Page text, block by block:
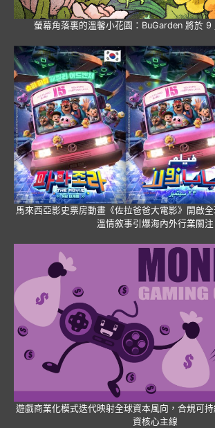
螢幕角落裏的溫馨小花園：BuGarden 將於 9
馬來西亞影史票房動畫《佐拉爸爸大電影》開啟
溫情敘事引爆海內外行業關注
遊戲商業化模式迭代映射全球資本風向，合規可
資核心主線